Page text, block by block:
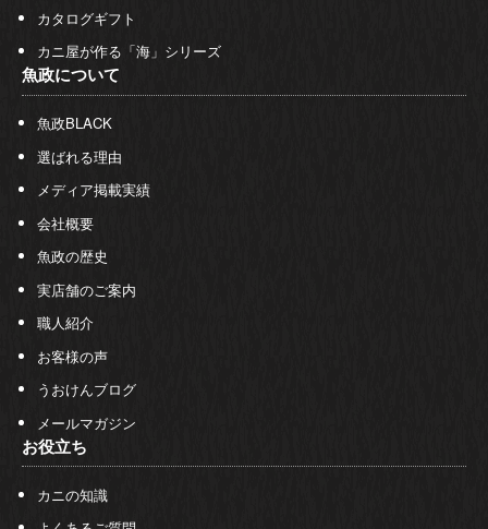
カタログギフト
カニ屋が作る「海」シリーズ
魚政について
魚政BLACK
選ばれる理由
メディア掲載実績
会社概要
魚政の歴史
実店舗のご案内
職人紹介
お客様の声
うおけんブログ
メールマガジン
お役立ち
カニの知識